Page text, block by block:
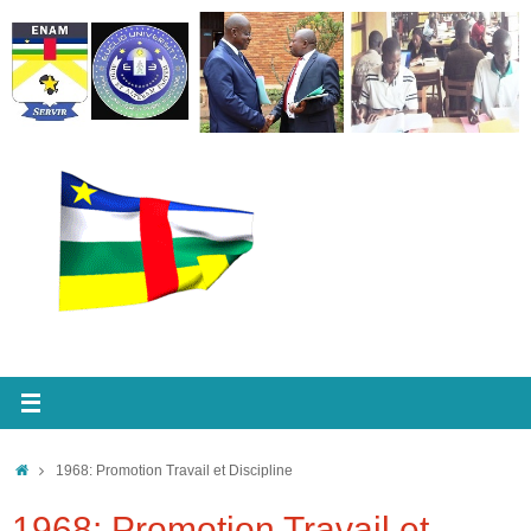
au
contenu
Accueil1968: Promotion Travail et Discipline